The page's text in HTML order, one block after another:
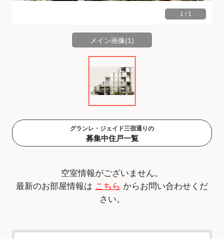
1 / 1
メイン画像(1)
グランレ・ジェイド三宿通りの
募集中住戸一覧
空室情報がございません。
最新のお部屋情報は こちら からお問い合わせくだ
さい。